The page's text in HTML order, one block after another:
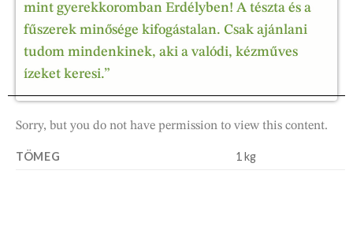
mint gyerekkoromban Erdélyben! A tészta és a
fűszerek minősége kifogástalan. Csak ajánlani
tudom mindenkinek, aki a valódi, kézműves
ízeket keresi.”
Sorry, but you do not have permission to view this content.
TÖMEG 1 kg